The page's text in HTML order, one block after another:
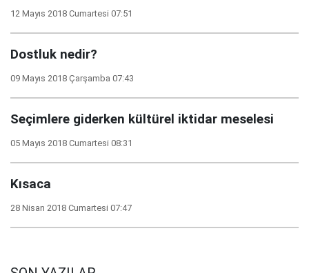
12 Mayıs 2018 Cumartesi 07:51
Dostluk nedir?
09 Mayıs 2018 Çarşamba 07:43
Seçimlere giderken kültürel iktidar meselesi
05 Mayıs 2018 Cumartesi 08:31
Kısaca
28 Nisan 2018 Cumartesi 07:47